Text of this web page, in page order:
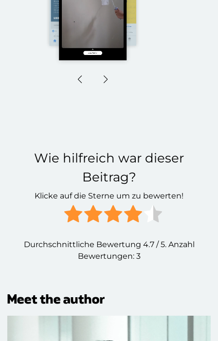
Wie hilfreich war dieser
Beitrag?
Klicke auf die Sterne um zu bewerten!
Durchschnittliche Bewertung 4.7/ 5. Anzahl
Bewertungen: 3
Meet the author